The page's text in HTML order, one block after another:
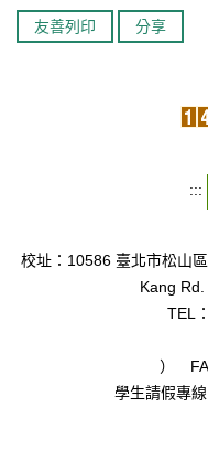
教育品質保證
友善列印 分享
:::
校址：10586 臺北市松山
Kang Rd.
TEL
）
學生請假專